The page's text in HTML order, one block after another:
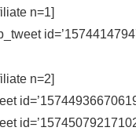
n=1]
n=2]